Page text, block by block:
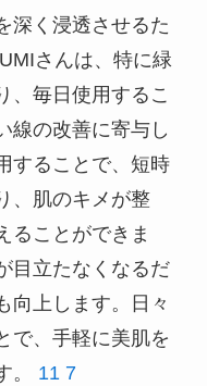
深く浸透させるた
さんは、特に緑
、毎日使用するこ
線の改善に寄与し
することで、短時
、肌のキメが整
ることができま
目立たなくなるだ
向上します。日々
で、手軽に美肌を
。 11 7